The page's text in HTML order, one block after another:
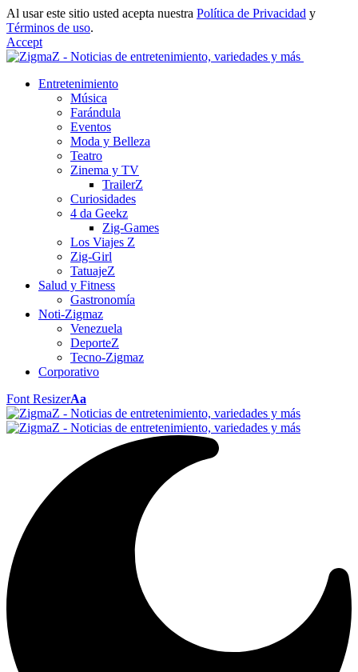
Al usar este sitio usted acepta nuestra Política de Privacidad y
Términos de uso.
Accept
Entretenimiento
Música
Farándula
Eventos
Moda y Belleza
Teatro
Zinema y TV
TrailerZ
Curiosidades
4 da Geekz
Zig-Games
Los Viajes Z
Zig-Girl
TatuajeZ
Salud y Fitness
Gastronomía
Noti-Zigmaz
Venezuela
DeporteZ
Tecno-Zigmaz
Corporativo
Font ResizerAa